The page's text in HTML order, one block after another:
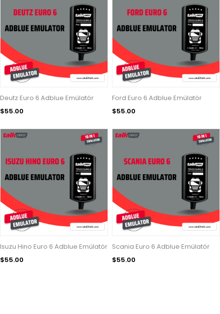
Deutz Euro 6 Adblue Emülatör
$55.00
Ford Euro 6 Adblue Emülatör
$55.00
Isuzu Hino Euro 6 Adblue Emülatör
$55.00
Scania Euro 6 Adblue Emülatör
$55.00